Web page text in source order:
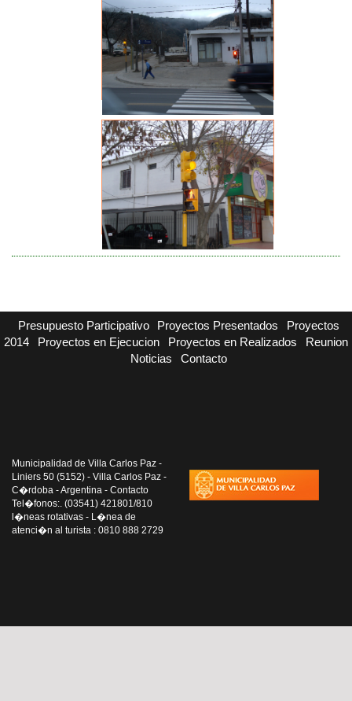
Presupuesto Participativo Proyectos Presentados
Proyectos
2014
Proyectos en Ejecucion Proyectos en Realizados
Reunion
Noticias
Contacto
Municipalidad de Villa Carlos Paz -
Liniers 50 (5152) - Villa Carlos Paz -
C�rdoba - Argentina - Contacto
Tel�fonos:. (03541) 421801/810
l�neas rotativas - L�nea de
atenci�n al turista : 0810 888 2729